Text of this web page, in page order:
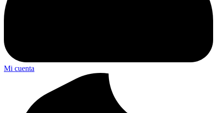
Mi cuenta